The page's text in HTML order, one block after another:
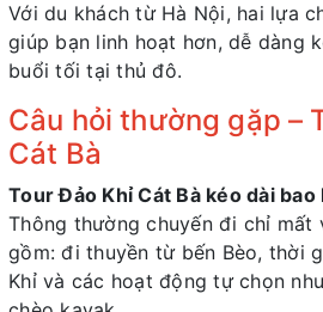
Với du khách từ Hà Nội, hai lựa
giúp bạn linh hoạt hơn, dễ dàng
buổi tối tại thủ đô.
Câu hỏi thường gặp –
Cát Bà
Tour Đảo Khỉ Cát Bà kéo dài bao
Thông thường chuyến đi chỉ mất
gồm: đi thuyền từ bến Bèo, thời
Khỉ và các hoạt động tự chọn